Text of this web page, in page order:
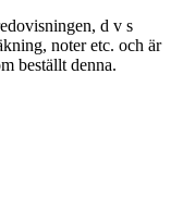
d v s
noter etc. och är
beställt denna.